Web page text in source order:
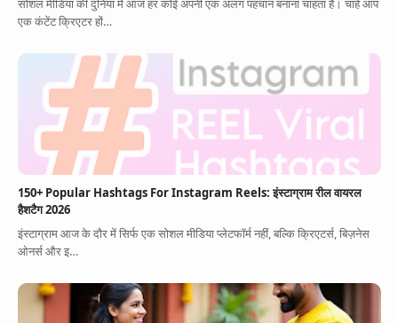
सोशल मीडिया की दुनिया में आज हर कोई अपनी एक अलग पहचान बनाना चाहता है। चाहे आप
एक कंटेंट क्रिएटर हों…
150+ Popular Hashtags For Instagram Reels: इंस्टाग्राम रील वायरल
हैशटैग 2026
इंस्टाग्राम आज के दौर में सिर्फ एक सोशल मीडिया प्लेटफॉर्म नहीं, बल्कि क्रिएटर्स, बिज़नेस
ओनर्स और इ…